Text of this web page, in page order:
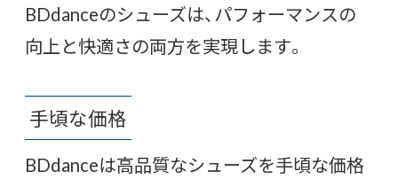
BDdanceのシューズは、パフォーマンスの
向上と快適さの両方を実現します。
手頃な価格
BDdanceは高品質なシューズを手頃な価格